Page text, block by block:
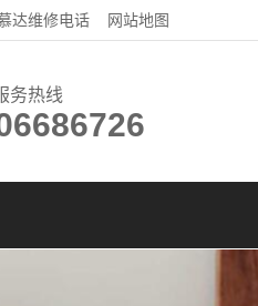
达维修电话 网站地图
务热线